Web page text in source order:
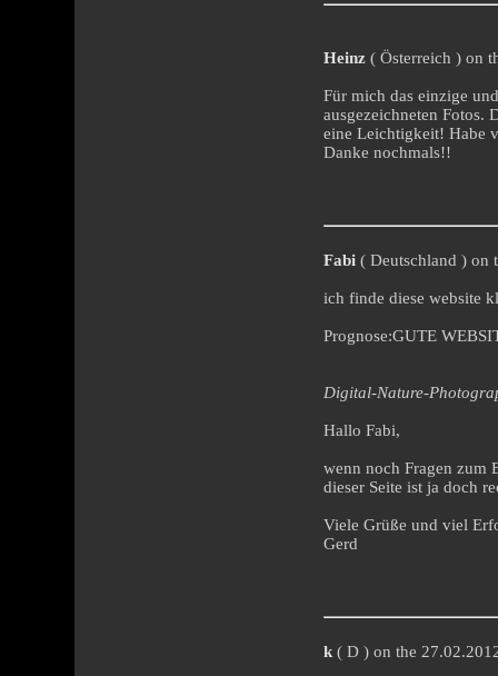
Heinz ( Österreich ) on
Für mich das einzige
ausgezeichneten Fotos.
eine Leichtigkeit! Habe
Danke nochmals!!
Fabi ( Deutschland ) on
ich finde diese website
Prognose:GUTE
Digital-Nature-
Hallo Fabi,
wenn noch Fragen zum
dieser Seite ist ja doch
Viele Grüße und viel
Gerd
k ( D ) on the